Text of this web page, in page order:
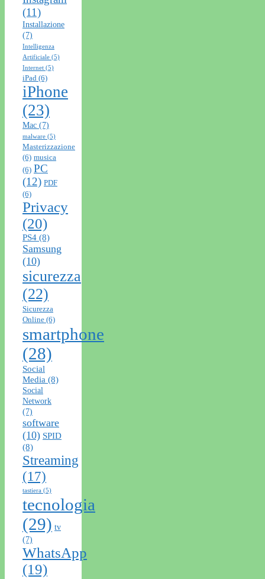
(11)
Installazione
(7)
Intelligenza
Artificiale (5)
Internet (5)
iPad (6)
iPhone
(23)
Mac (7)
malware (5)
Masterizzazione
(6) musica
(6) PC
(12) PDF
(6)
Privacy
(20)
PS4 (8)
Samsung
(10)
sicurezza
(22)
Sicurezza
Online (6)
smartphone
(28)
Social
Media (8)
Social
Network
(7)
software
(10) SPID
(8)
Streaming
(17)
tastiera (5)
tecnologia
(29) tv
(7)
WhatsApp
(19)